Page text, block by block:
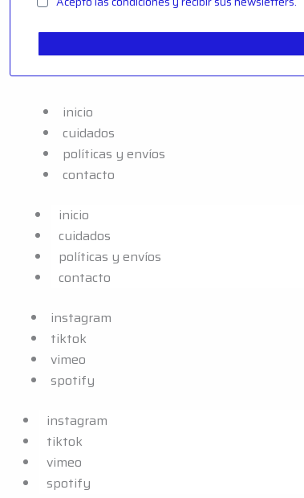
inicio
cuidados
políticas y envíos
contacto
inicio
cuidados
políticas y envíos
contacto
instagram
tiktok
vimeo
spotify
instagram
tiktok
vimeo
spotify